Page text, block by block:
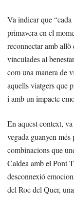
Va indicar que “cada
primavera en el
reconnectar amb allò
vinculades al
com una manera de
aquells viatgers que
i amb un impacte
En aquest context,
vegada guanyen
combinacions que
Caldea amb el Pont
desconnexió
del Roc del Quer,